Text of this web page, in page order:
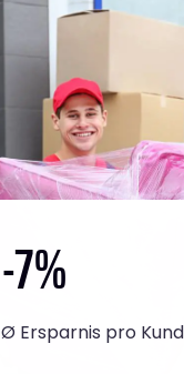
-7%
Ø Ersparnis pro